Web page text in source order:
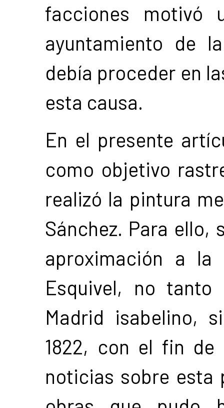
facciones motivó
ayuntamiento de
debía proceder en
esta causa.
En el presente
como objetivo
realizó la pintura
Sánchez. Para ello,
aproximación a la
Esquivel, no
Madrid isabelino,
1822, con el fin de
noticias sobre esta